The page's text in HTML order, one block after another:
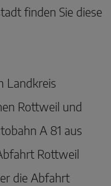
finden Sie diese
Landkreis
Rottweil und
A 81 aus
Rottweil
die Abfahrt